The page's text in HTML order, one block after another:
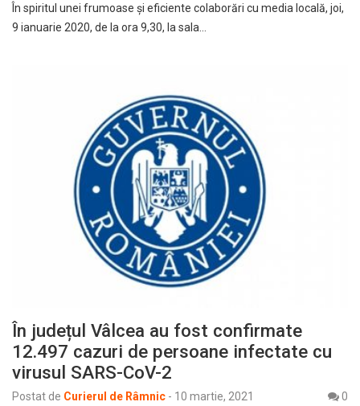
În spiritul unei frumoase și eficiente colaborări cu media locală, joi,
9 ianuarie 2020, de la ora 9,30, la sala…
În județul Vâlcea au fost confirmate
12.497 cazuri de persoane infectate cu
virusul SARS-CoV-2
Postat de Curierul de Râmnic - 10 martie, 2021
0